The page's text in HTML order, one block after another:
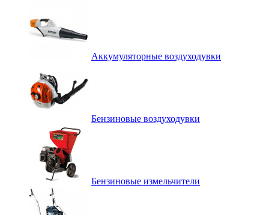
Аккумуляторные воздуходувки
Бензиновые воздуходувки
Бензиновые измельчители